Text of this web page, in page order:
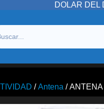
DOLAR DEL
/Antena /